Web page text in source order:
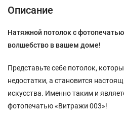
Описание
Натяжной потолок с
волшебство в вашем доме!
Представьте себе потолок,
недостатки, а становится
искусства. Именно таким и
фотопечатью «Витражи 003»!